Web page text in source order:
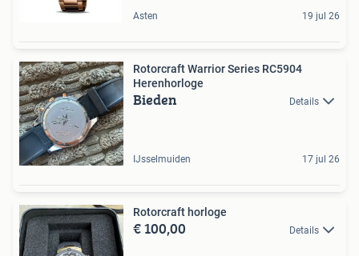
Asten 19 jul 26
Rotorcraft Warrior Series RC5904
Herenhorloge
Bieden Details
IJsselmuiden 17 jul 26
Rotorcraft horloge
€ 100,00 Details